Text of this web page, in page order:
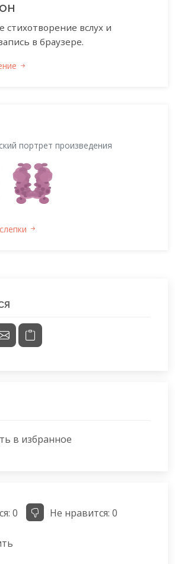
стихотворение вслух и
в браузере.
портрет произведения
в избранное
0 Не нравится: 0